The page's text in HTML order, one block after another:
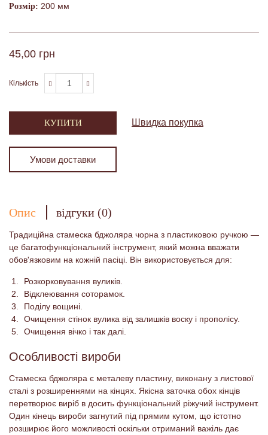
Розмір: 200 мм
45,00 грн
Кількість
КУПИТИ Швидка покупка
Умови доставки
Опис відгуки (0)
Традиційна стамеска бджоляра чорна з пластиковою ручкою —
це багатофункціональний інструмент, який можна вважати
обов'язковим на кожній пасіці. Він використовується для:
Розкорковування вуликів.
Відклеювання соторамок.
Поділу вощині.
Очищення стінок вулика від залишків воску і прополісу.
Очищення вічко і так далі.
Особливості вироби
Стамеска бджоляра є металеву пластину, виконану з листової
сталі з розширеннями на кінцях. Якісна заточка обох кінців
перетворює виріб в досить функціональний ріжучий інструмент.
Один кінець вироби загнутий під прямим кутом, що істотно
розширює його можливості оскільки отриманий важіль дає